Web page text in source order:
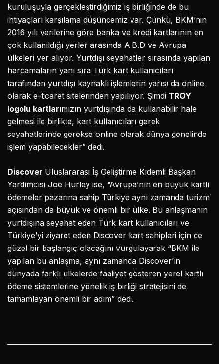
kuruluşuyla gerçekleştirdiğimiz iş birliğinde de bu
ihtiyaçları karşılama düşüncemiz var. Çünkü, BKM’nin
2016 yılı verilerine göre banka ve kredi kartlarının en
çok kullanıldığı yerler arasında A.B.D ve Avrupa
ülkeleri yer alıyor. Yurtdışı seyahatler sırasında yapılan
harcamaların yanı sıra Türk kart kullanıcıları
tarafından yurtdışı kaynaklı işlemlerin yarısı da online
olarak e-ticaret sitelerinden yapılıyor. Şimdi TROY
logolu kartlarımızın yurtdışında da kullanabilir hale
gelmesi ile birlikte, kart kullanıcıları gerek
seyahatlerinde gerekse online olarak dünya genelinde
işlem yapabilecekler” dedi.
Discover Uluslararası İş Geliştirme Kıdemli Başkan
Yardımcısı Joe Hurley ise, “Avrupa’nın en büyük kartlı
ödemeler pazarına sahip Türkiye aynı zamanda turizm
açısından da büyük ve önemli bir ülke. Bu anlaşmanın
yurtdışına seyahat eden Türk kart kullanıcıları ve
Türkiye’yi ziyaret eden Discover kart sahipleri için de
güzel bir başlangıç olacağını vurgulayarak “BKM ile
yapılan bu anlaşma, aynı zamanda Discover’ın
dünyada farklı ülkelerde faaliyet gösteren yerel kartlı
ödeme sistemlerine yönelik iş birliği stratejisini de
tamamlayan önemli bir adım” dedi.